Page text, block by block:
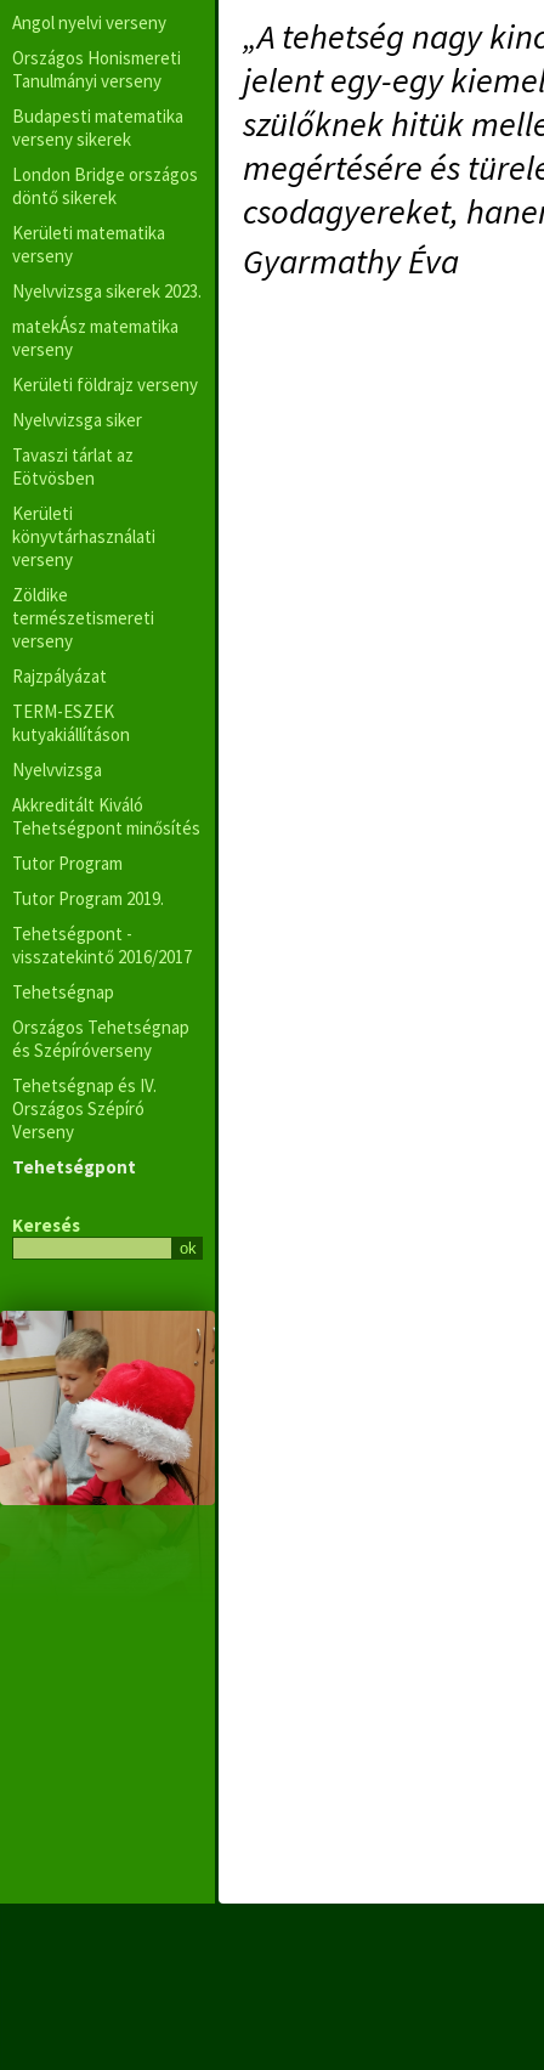
Angol nyelvi verseny
Országos Honismereti
Tanulmányi verseny
Budapesti matematika
verseny sikerek
London Bridge országos
döntő sikerek
Kerületi matematika
verseny
Nyelvvizsga sikerek 2023.
matekÁsz matematika
verseny
Kerületi földrajz verseny
Nyelvvizsga siker
Tavaszi tárlat az
Eötvösben
Kerületi
könyvtárhasználati
verseny
Zöldike
természetismereti
verseny
Rajzpályázat
TERM-ESZEK
kutyakiállításon
Nyelvvizsga
Akkreditált Kiváló
Tehetségpont minősítés
Tutor Program
Tutor Program 2019.
Tehetségpont -
visszatekintő 2016/2017
Tehetségnap
Országos Tehetségnap
és Szépíróverseny
Tehetségnap és IV.
Országos Szépíró
Verseny
Tehetségpont
Keresés
„A tehetség nagy
jelent egy-egy
szülőknek hitük
megértésére és
csodagyereket,
Gyarmathy Éva